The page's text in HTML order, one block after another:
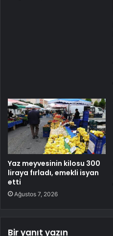
Yaz meyvesinin kilosu 300
liraya fırladı, emekli isyan
etti
Ağustos 7, 2026
Bir yanıt yazın